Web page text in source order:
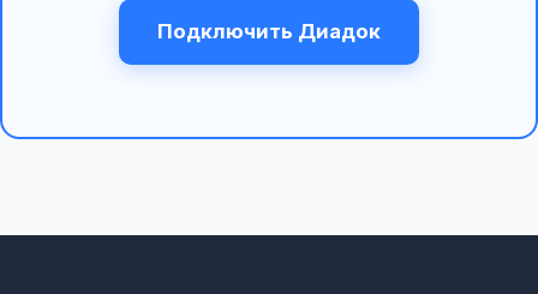
Подключить Диадок